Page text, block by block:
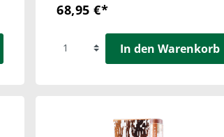
68,95 €*
In den Warenkorb